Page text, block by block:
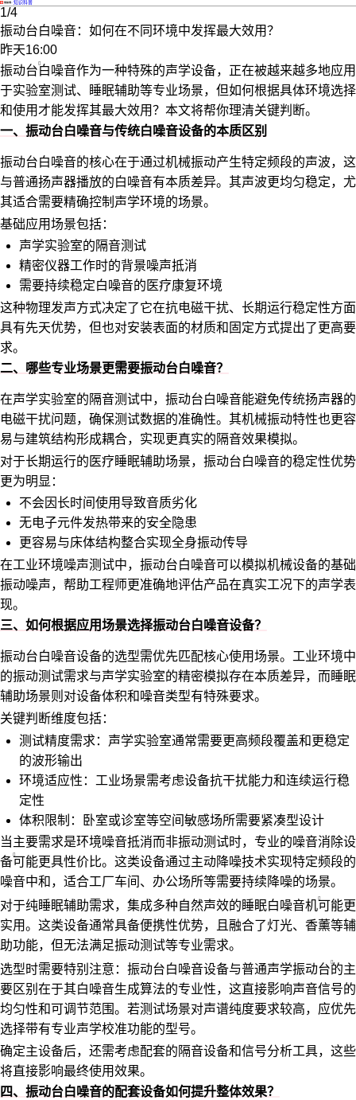
·知识科普
1/4
振动台白噪音：如何在不同环境中发挥最大效用？
昨天16:00
振动台白噪音作为一种特殊的声学设备，正在被越来越多地应用
于实验室测试、睡眠辅助等专业场景，但如何根据具体环境选择
和使用才能发挥其最大效用？本文将帮你理清关键判断。
一、振动台白噪音与传统白噪音设备的本质区别
振动台白噪音的核心在于通过机械振动产生特定频段的声波，这
与普通扬声器播放的白噪音有本质差异。其声波更均匀稳定，尤
其适合需要精确控制声学环境的场景。
基础应用场景包括：
声学实验室的隔音测试
精密仪器工作时的背景噪声抵消
需要持续稳定白噪音的医疗康复环境
这种物理发声方式决定了它在抗电磁干扰、长期运行稳定性方面
具有先天优势，但也对安装表面的材质和固定方式提出了更高要
求。
二、哪些专业场景更需要振动台白噪音？
在声学实验室的隔音测试中，振动台白噪音能避免传统扬声器的
电磁干扰问题，确保测试数据的准确性。其机械振动特性也更容
易与建筑结构形成耦合，实现更真实的隔音效果模拟。
对于长期运行的医疗睡眠辅助场景，振动台白噪音的稳定性优势
更为明显：
不会因长时间使用导致音质劣化
无电子元件发热带来的安全隐患
更容易与床体结构整合实现全身振动传导
在工业环境噪声测试中，振动台白噪音可以模拟机械设备的基础
振动噪声，帮助工程师更准确地评估产品在真实工况下的声学表
现。
三、如何根据应用场景选择振动台白噪音设备？
振动台白噪音设备的选型需优先匹配核心使用场景。工业环境中
的振动测试需求与声学实验室的精密模拟存在本质差异，而睡眠
辅助场景则对设备体积和噪音类型有特殊要求。
关键判断维度包括：
测试精度需求：声学实验室通常需要更高频段覆盖和更稳定
的波形输出
环境适应性：工业场景需考虑设备抗干扰能力和连续运行稳
定性
体积限制：卧室或诊室等空间敏感场所需要紧凑型设计
当主要需求是环境噪音抵消而非振动测试时，专业的噪音消除设
备可能更具性价比。这类设备通过主动降噪技术实现特定频段的
噪音中和，适合工厂车间、办公场所等需要持续降噪的场景。
对于纯睡眠辅助需求，集成多种自然声效的睡眠白噪音机可能更
实用。这类设备通常具备便携性优势，且融合了灯光、香薰等辅
助功能，但无法满足振动测试等专业需求。
选型时需要特别注意：振动台白噪音设备与普通声学振动台的主
要区别在于其白噪音生成算法的专业性，这直接影响声音信号的
均匀性和可调节范围。若测试场景对声谱纯度要求较高，应优先
选择带有专业声学校准功能的型号。
确定主设备后，还需考虑配套的隔音设备和信号分析工具，这些
将直接影响最终使用效果。
四、振动台白噪音的配套设备如何提升整体效果？